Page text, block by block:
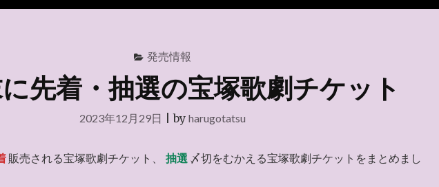
発売情報
先着・抽選の宝塚歌劇チケット
2023年12月29日 |by harugotatsu
販売される宝塚歌劇チケット、 抽選 〆切をむかえる宝塚歌劇チケットをまとめまし